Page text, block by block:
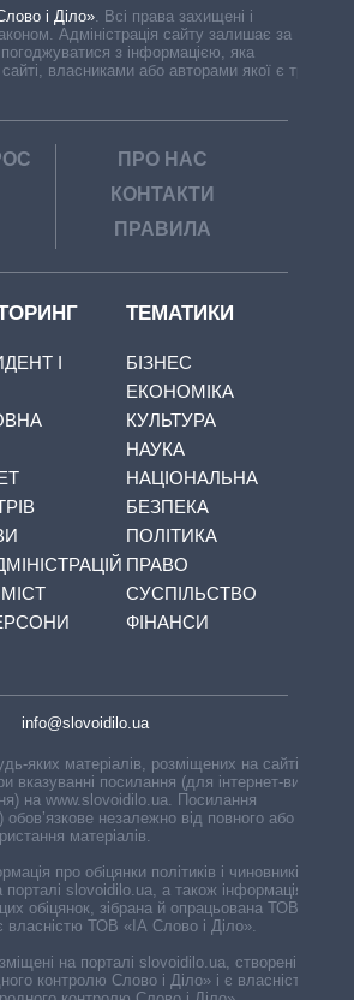
і Діло»
Всі права захищені і
Адміністрація сайту залишає за
з інформацією, яка
власниками або авторами якої є треті
ПРО НАС
КОНТАКТИ
ПРАВИЛА
І
ТЕМАТИКИ
БІЗНЕС
ЕКОНОМІКА
КУЛЬТУРА
НАУКА
НАЦІОНАЛЬНА
БЕЗПЕКА
ПОЛІТИКА
ПРАВО
СУСПІЛЬСТВО
ФІНАНСИ
info@slovoidilo.ua
яких матеріалів, розміщених на сайті,
вказуванні посилання (для інтернет-видань
на www.slovoidilo.ua. Посилання
обов’язкове незалежно від повного або
матеріалів.
про обіцянки політиків і чиновників,
slovoidilo.ua, а також інформація про
обіцянок, зібрана й опрацьована ТОВ «ІА
власністю ТОВ «ІА Слово і Діло».
на порталі slovoidilo.ua, створені ГО
контролю Слово і Діло» і є власністю